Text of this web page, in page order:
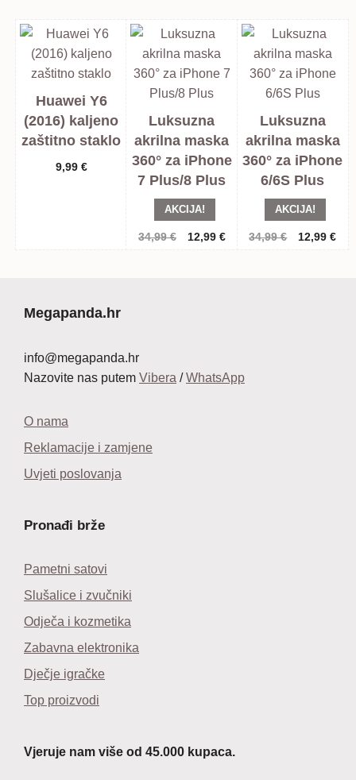
Huawei Y6
(2016) kaljeno
zaštitno staklo
9,99 €
Luksuzna
akrilna maska
360° za iPhone
7 Plus/8 Plus
AKCIJA!
34,99€
Izvorna
12,99 €Trenutna
Luksuzna
akrilna maska
360° za iPhone
6/6S Plus
AKCIJA!
34,99€
Izvorna
12,99€
Megapanda.hr
info@megapanda.hr
Nazovite nas putem Vibera /WhatsApp
O nama
Reklamacije i zamjene
Uvjeti poslovanja
Pronađi brže
Pametni satovi
Slušalice i zvučniki
Odječa i kozmetika
Zabavna elektronika
Dječje igračke
Top proizvodi
Vjeruje nam više od 45.000 kupaca.